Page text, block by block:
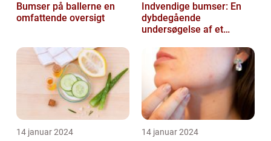
Bumser på ballerne en
omfattende oversigt
Indvendige bumser: En
dybdegående
undersøgelse af et
14 januar 2024 14 januar 2024